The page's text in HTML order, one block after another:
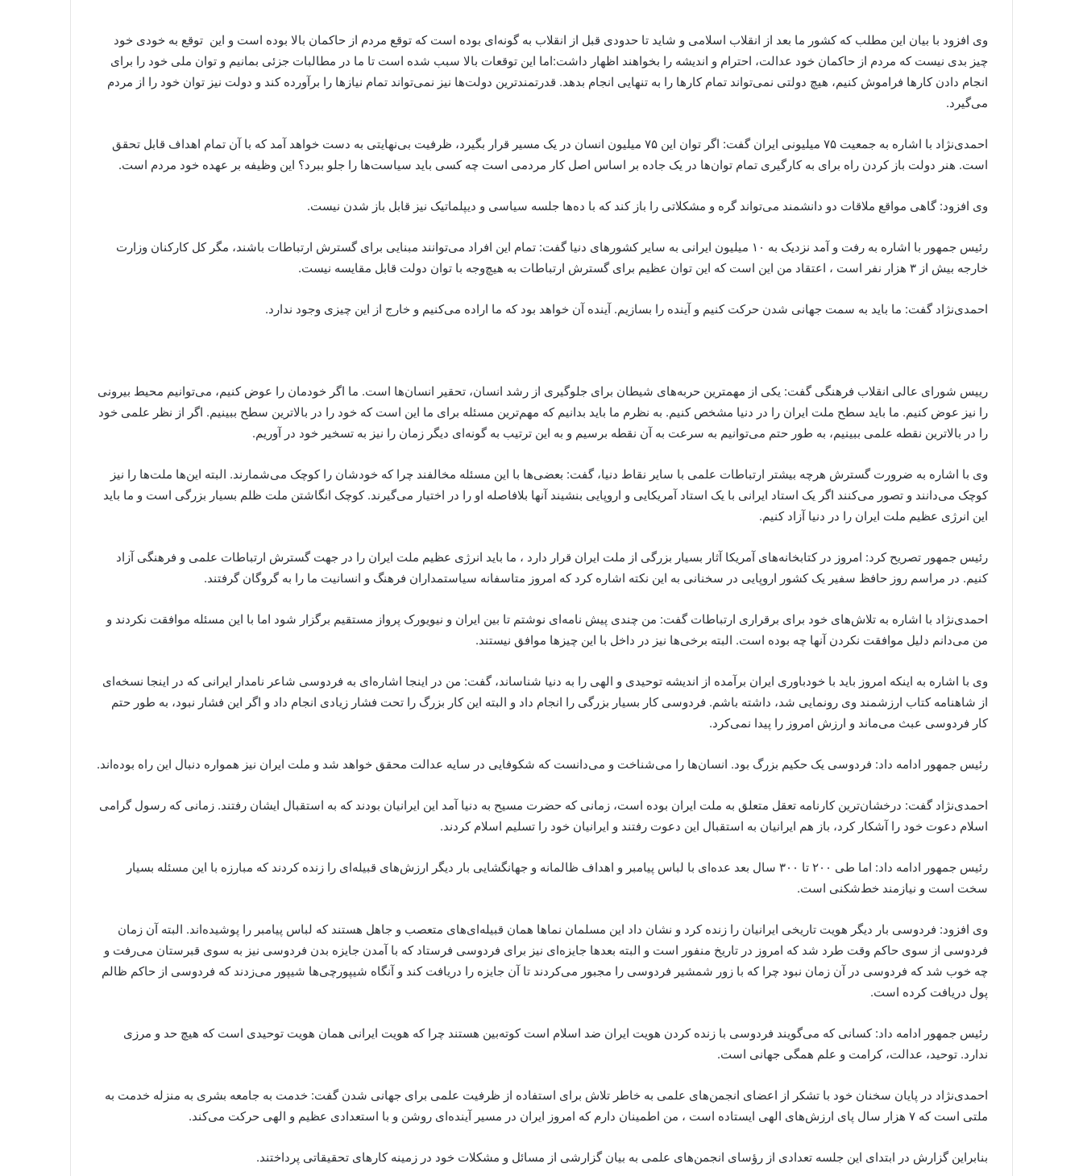
وی افزود با بیان این مطلب که کشور ما بعد از انقلاب اسلامی و شاید تا حدودی قبل از انقلاب به گونه‌ای بوده است که توقع مردم از حاکمان بالا بوده است و این توقع به خودی خود
چیز بدی نیست که مردم از حاکمان خود عدالت، احترام و اندیشه را بخواهند اظهار داشت:اما این توقعات بالا سبب شده است تا ما در مطالبات جزئی بمانیم و توان ملی خود را برای
انجام دادن کارها فراموش کنیم، هیچ دولتی نمی‌تواند تمام کارها را به تنهایی انجام بدهد. قدرتمندترین دولت‌ها نیز نمی‌تواند تمام نیازها را برآورده کند و دولت نیز توان خود را از مردم
می‌گیرد.
احمدی‌نژاد با اشاره به جمعیت ۷۵ میلیونی ایران گفت: اگر توان این ۷۵ میلیون انسان در یک مسیر قرار بگیرد، ظرفیت بی‌نهایتی به دست خواهد آمد که با آن تمام اهداف قابل تحقق
است. هنر دولت باز کردن راه برای به کارگیری تمام توان‌ها در یک جاده بر اساس اصل کار مردمی است چه کسی باید سیاست‌ها را جلو ببرد؟ این وظیفه بر عهده خود مردم است.
وی افزود: گاهی مواقع ملاقات دو دانشمند می‌تواند گره و مشکلاتی را باز کند که با ده‌ها جلسه سیاسی و دیپلماتیک نیز قابل باز شدن نیست.
رئیس جمهور با اشاره به رفت و آمد نزدیک به ۱۰ میلیون ایرانی به سایر کشورهای دنیا گفت:‌ تمام این افراد می‌توانند مبنایی برای گسترش ارتباطات باشند، مگر کل کارکنان وزارت
خارجه بیش از ۳ هزار نفر است ، اعتقاد من این است که این توان عظیم برای گسترش ارتباطات به هیچ‌وجه با توان دولت قابل مقایسه نیست.
احمدی‌نژاد گفت: ما باید به سمت جهانی شدن حرکت کنیم و آینده را بسازیم. آینده آن خواهد بود که ما اراده می‌کنیم و خارج از این چیزی وجود ندارد.
رییس شورای عالی انقلاب فرهنگی گفت: یکی از مهمترین حربه‌های شیطان برای جلوگیری از رشد انسان، تحقیر انسان‌ها است. ما اگر خودمان را عوض کنیم، می‌توانیم محیط بیرونی
را نیز عوض کنیم. ما باید سطح ملت ایران را در دنیا مشخص کنیم. به نظرم ما باید بدانیم که مهم‌ترین مسئله برای ما این است که خود را در بالاترین سطح ببینیم. اگر از نظر علمی خود
را در بالاترین نقطه علمی ببینیم، به طور حتم می‌توانیم به سرعت به آن نقطه برسیم و به این ترتیب به گونه‌ای دیگر زمان را نیز به تسخیر خود در آوریم.
وی با اشاره به ضرورت گسترش هرچه بیشتر ارتباطات علمی با سایر نقاط دنیا، گفت: بعضی‌ها با این مسئله مخالفند چرا که خودشان را کوچک می‌شمارند. البته این‌ها ملت‌ها را نیز
کوچک می‌دانند و تصور می‌کنند اگر یک استاد ایرانی با یک استاد آمریکایی و اروپایی بنشیند آنها بلافاصله او را در اختیار می‌گیرند. کوچک‌ انگاشتن ملت ظلم بسیار بزرگی است و ما باید
این انرژی عظیم ملت ایران را در دنیا آزاد کنیم.
رئیس جمهور تصریح کرد: امروز در کتابخانه‌های آمریکا آثار بسیار بزرگی از ملت ایران قرار دارد ، ما باید انرژی عظیم ملت ایران را در جهت گسترش ارتباطات علمی و فرهنگی آزاد
کنیم. در مراسم روز حافظ سفیر یک کشور اروپایی در سخنانی به این نکته اشاره کرد که امروز متاسفانه سیاستمداران فرهنگ و انسانیت ما را به گروگان گرفتند.
احمدی‌نژاد با اشاره به تلاش‌های خود برای برقراری ارتباطات گفت: من چندی پیش نامه‌ای نوشتم تا بین ایران و نیویورک پرواز مستقیم برگزار شود اما با این مسئله موافقت نکردند و
من می‌دانم دلیل موافقت نکردن آنها چه بوده است. البته برخی‌ها نیز در داخل با این چیزها موافق نیستند.
وی با اشاره به اینکه امروز باید با خودباوری ایران برآمده از اندیشه توحیدی و الهی را به دنیا شناساند، گفت: من در اینجا اشاره‌ای به فردوسی شاعر نامدار ایرانی که در اینجا نسخه‌ای
از شاهنامه کتاب ارزشمند وی رونمایی شد، داشته باشم. فردوسی کار بسیار بزرگی را انجام داد و البته این کار بزرگ را تحت فشار زیادی انجام داد و اگر این فشار نبود، به طور حتم
کار فردوسی عبث می‌ماند و ارزش امروز را پیدا نمی‌کرد.
رئیس جمهور ادامه داد: فردوسی یک حکیم بزرگ بود. انسان‌ها را می‌شناخت و می‌دانست که شکوفایی در سایه عدالت محقق خواهد شد و ملت ایران نیز همواره دنبال این راه بوده‌اند.
احمدی‌نژاد گفت: درخشان‌ترین کارنامه تعقل متعلق به ملت ایران بوده است، زمانی که حضرت مسیح به دنیا آمد این ایرانیان بودند که به استقبال ایشان رفتند. زمانی که رسول گرامی
اسلام دعوت خود را آشکار کرد، باز هم ایرانیان به استقبال این دعوت رفتند و ایرانیان خود را تسلیم اسلام کردند.
رئیس جمهور ادامه داد: اما طی ۲۰۰ تا ۳۰۰ سال بعد عده‌ای با لباس پیامبر و اهداف ظالمانه و جهانگشایی بار دیگر ارزش‌های قبیله‌ای را زنده کردند که مبارزه با این مسئله بسیار
سخت است و نیازمند خط‌شکنی است.
وی افزود: فردوسی بار دیگر هویت تاریخی ایرانیان را زنده کرد و نشان داد این مسلمان نماها همان قبیله‌ای‌های متعصب و جاهل هستند که لباس پیامبر را پوشیده‌اند. البته آن زمان
فردوسی از سوی حاکم وقت طرد شد که امروز در تاریخ منفور است و البته بعدها جایزه‌ای نیز برای فردوسی فرستاد که با آمدن جایزه بدن فردوسی نیز به سوی قبرستان می‌رفت و
چه خوب شد که فردوسی در آن زمان نبود چرا که با زور شمشیر فردوسی را مجبور می‌کردند تا آن جایزه را دریافت کند و آنگاه شیپورچی‌ها شیپور می‌زدند که فردوسی از حاکم ظالم
پول دریافت کرده است.
رئیس جمهور ادامه داد: کسانی که می‌گویند فردوسی با زنده کردن هویت ایران ضد اسلام است کوته‌بین هستند چرا که هویت ایرانی همان هویت توحیدی است که هیچ حد و مرزی
ندارد. توحید، عدالت، کرامت و علم همگی جهانی است.
احمدی‌نژاد در پایان سخنان خود با تشکر از اعضای انجمن‌های علمی به خاطر تلاش برای استفاده از ظرفیت علمی برای جهانی شدن گفت: خدمت به جامعه بشری به منزله خدمت به
ملتی است که ۷ هزار سال پای ارزش‌های الهی ایستاده‌ است ، من اطمینان دارم که امروز ایران در مسیر آینده‌ای روشن و با استعدادی عظیم و الهی حرکت می‌کند.
بنابراین گزارش در ابتدای این جلسه تعدادی از رؤسای انجمن‌های علمی به بیان گزارشی از مسائل و مشکلات خود در زمینه کارهای تحقیقاتی پرداختند.